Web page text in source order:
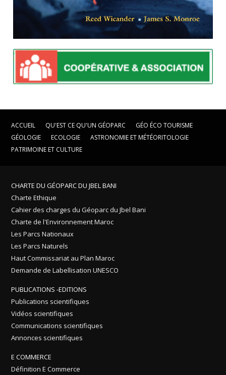
ACCUEIL QU'EST CE QU'UN GÉOPARC
GÉO ÉCO TOURISME
GÉOLOGIE
ECOLOGIE
ASTRONOMIE ET MÉTÉORITOLOGIE
PATRIMOINE ET CULTURE
CHARTE DU GÉOPARC DU JBEL BANI
Charte Ethique
Cahier des charges du Géoparc du Jbel Bani
Charte de l'Environnement Maroc
Les Parcs Nationaux
Les Parcs Naturels
Haut Commissariat au Plan Maroc
Demande de Labellisation UNESCO
PUBLICATIONS -EDITIONS
Publications scientifiques
Vidéos scientifiques
Communications scientifiques
Annonces scientifiques
E COMMERCE
Définition E Commerce